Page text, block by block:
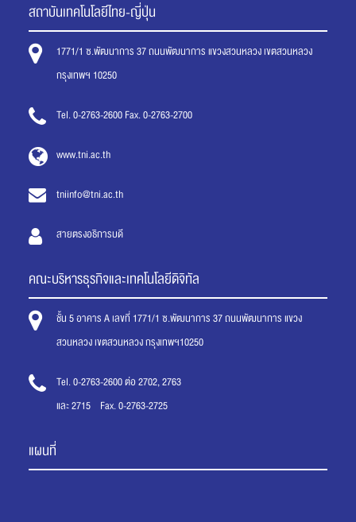
สถาบันเทคโนโลยีไทย-ญี่ปุ่น
1771/1 ซ.พัฒนาการ 37 ถนนพัฒนาการ แขวงสวนหลวง เขตสวนหลวง
กรุงเทพฯ 10250
Tel. 0-2763-2600 Fax. 0-2763-2700
www.tni.ac.th
tniinfo@tni.ac.th
สายตรงอธิการบดี
คณะบริหารธุรกิจและเทคโนโลยีดิจิทัล
ชั้น 5 อาคาร A เลขที่ 1771/1 ซ.พัฒนาการ 37 ถนนพัฒนาการ แขวง
สวนหลวง เขตสวนหลวง กรุงเทพฯ10250
Tel. 0-2763-2600 ต่อ 2702, 2763
และ 2715 Fax. 0-2763-2725
แผนที่